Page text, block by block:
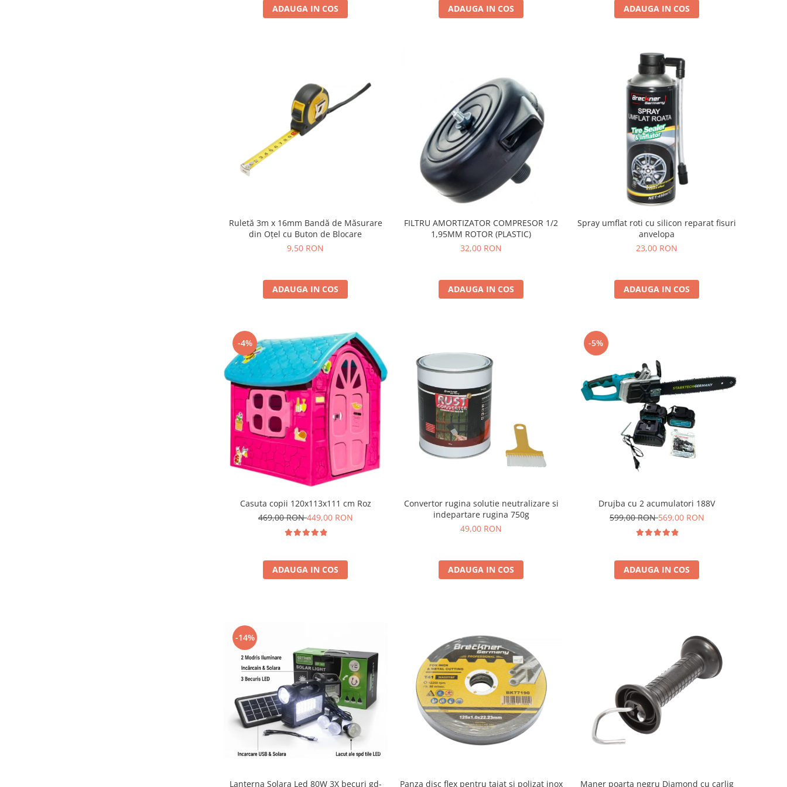
ADAUGA IN COS ADAUGA IN COS ADAUGA IN COS
Ruletă 3m x 16mm Bandă de Măsurare
din Oțel cu Buton de Blocare
9,50 RON
ADAUGA IN COS
FILTRU AMORTIZATOR COMPRESOR 1/2
1,95MM ROTOR (PLASTIC)
32,00 RON
ADAUGA IN COS
Spray umflat roti cu silicon reparat fisuri
anvelopa
23,00 RON
ADAUGA IN COS
-4%
Casuta copii 120x113x111 cm Roz
469,00 RON449,00 RON
ADAUGA IN COS
Convertor rugina solutie neutralizare si
indepartare rugina 750g
49,00 RON
ADAUGA IN COS
-5%
Drujba cu 2 acumulatori 188V
599,00 RON569,00 RON
ADAUGA IN COS
-14%
Lanterna Solara Led 80W 3X becuri gd- Panza disc flex pentru taiat si polizat inox Maner poarta negru Diamond cu carlig